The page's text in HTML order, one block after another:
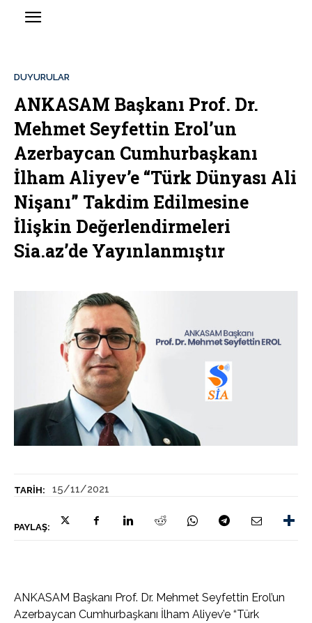
TARIH: 15/11/2021
PAYLAŞ:
DUYURULAR
ANKASAM Başkanı Prof. Dr.
Mehmet Seyfettin Erol’un
Azerbaycan Cumhurbaşkanı
İlham Aliyev’e “Türk Dünyası Ali
Nişanı” Takdim Edilmesine
İlişkin Değerlendirmeleri
Sia.az’de Yayınlanmıştır
ANKASAM Başkanı Prof. Dr. Mehmet Seyfettin Erol’un
Azerbaycan Cumhurbaşkanı İlham Aliyev’e “Türk